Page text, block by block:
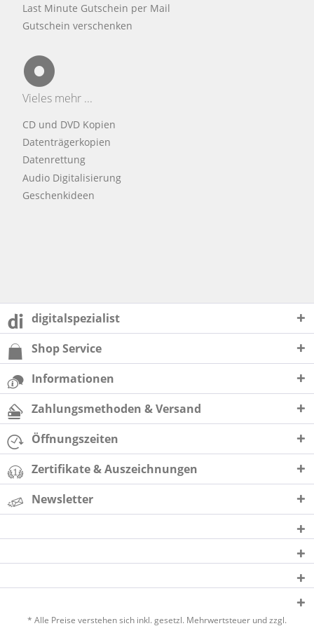
Last Minute Gutschein per Mail
Gutschein verschenken
Vieles mehr ...
CD und DVD Kopien
Datenträgerkopien
Datenrettung
Audio Digitalisierung
Geschenkideen
digitalspezialist
Shop Service
Informationen
Zahlungsmethoden & Versand
Öffnungszeiten
Zertifikate & Auszeichnungen
Newsletter
* Alle Preise verstehen sich inkl. gesetzl. Mehrwertsteuer und zzgl.